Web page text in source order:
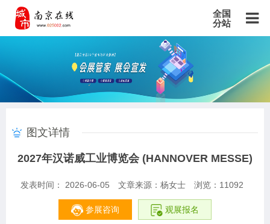
全国
分站
北京站 广东站 重庆站 天津站 江苏站
浙江站
安徽站
山东站 山西站 河南站 河北站
黑龙江站
甘肃站
新疆站
四川站
图文详情
2027年汉诺威工业博览会 (HANNOVER MESSE)
发表时间： 2026-06-05 文章来源：杨女士 浏览： 11092
参展咨询 观展报名